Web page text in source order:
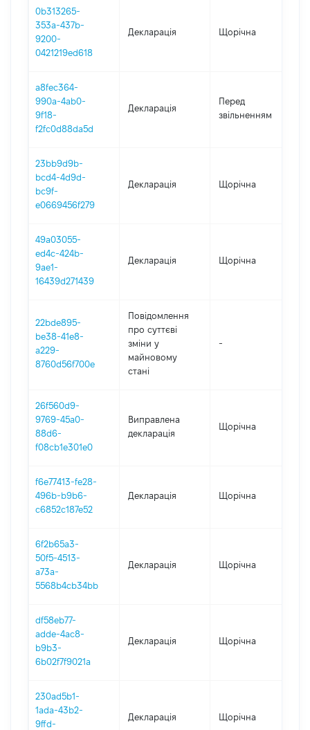
0b313265-
353a-437b-
9200-
0421219ed618
Декларація Щорічна
a8fec364-
990a-4ab0-
9f18-
f2fc0d88da5d
Декларація
Перед
звільненням
23bb9d9b-
bcd4-4d9d-
bc9f-
e0669456f279
Декларація Щорічна
49a03055-
ed4c-424b-
9ae1-
16439d271439
Декларація Щорічна
22bde895-
be38-41e8-
a229-
8760d56f700e
Повідомлення
про суттєві
зміни y
майновому
стані
-
26f560d9-
9769-45a0-
88d6-
f08cb1e301e0
Виправлена
декларація
Щорічна
f6e77413-fe28-
496b-b9b6-
c6852c187e52
Декларація Щорічна
6f2b65a3-
50f5-4513-
a73a-
5568b4cb34bb
Декларація Щорічна
df58eb77-
adde-4ac8-
b9b3-
6b02f7f9021a
Декларація Щорічна
230ad5b1-
1ada-43b2-
9ffd-
Декларація Щорічна